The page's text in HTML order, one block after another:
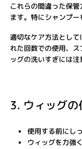
これらの間違った保
ます。特にシャンプー
適切なケア方法とし
れた回数での使用、
ッグの洗いすぎには注
3. ウィッグの
使用する前にし
ウィッグを力強